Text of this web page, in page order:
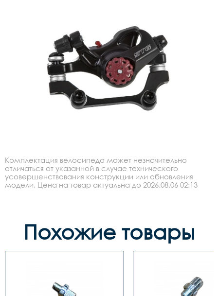
Комплектация велосипеда может незначительно
отличаться от указанной в случае технического
усовершенствования конструкции или обновления
модели. Цена на товар актуальна до 2026.08.06 02:13
Похожие товары